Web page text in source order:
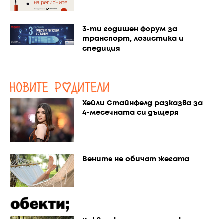
3-ти годишен форум за
транспорт, логистика и
спедиция
Хейли Стайнфелд разказва за
4-месечната си дъщеря
Вените не обичат жегата